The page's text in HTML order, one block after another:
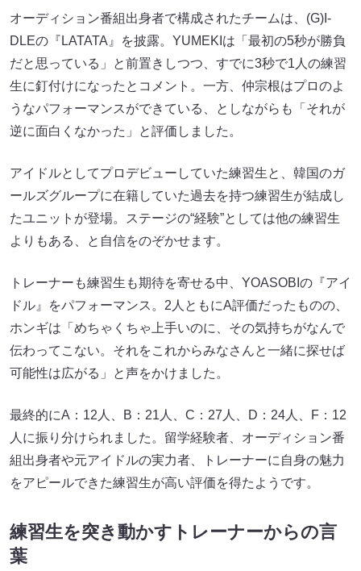
オーディション番組出身者で構成されたチームは、(G)I-
DLEの『LATATA』​​を披露。YUMEKIは「最初の5秒が勝負
だと思っている」と前置きしつつ、すでに3秒で1人の練習
生に釘付けになったとコメント。一方、仲宗根はプロのよ
うなパフォーマンスができている、としながらも「それが
逆に面白くなかった」と評価しました。
アイドルとしてプロデビューしていた練習生と、韓国のガ
ールズグループに在籍していた過去を持つ練習生が結成し
たユニットが登場。ステージの“経験”としては他の練習生
よりもある、と自信をのぞかせます。
トレーナーも練習生も期待を寄せる中、YOASOBIの『アイ
ドル』​​をパフォーマンス。2人ともにA評価だったものの、
ホンギは「めちゃくちゃ上手いのに、その気持ちがなんで
伝わってこない。それをこれからみなさんと一緒に探せば
可能性は広がる」と声をかけました。
最終的にA：12人、B：21人、C：27人、D：24人、F：12
人に振り分けられました。留学経験者、オーディション番
組出身者や元アイドルの実力者、トレーナーに自身の魅力
をアピールできた練習生が高い評価を得たようです。
練習生を突き動かすトレーナーからの言
葉